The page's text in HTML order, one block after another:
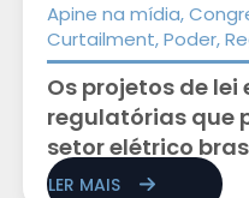
Apine na mídia,
Curtailment, Poder,
Os projetos de lei
regulatórias que
setor elétrico
LER MAIS